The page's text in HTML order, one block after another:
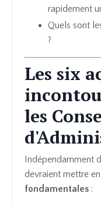
rapidement
Quels sont
?
Les six
les
Indépendamment
devraient mettre
fondamentales :